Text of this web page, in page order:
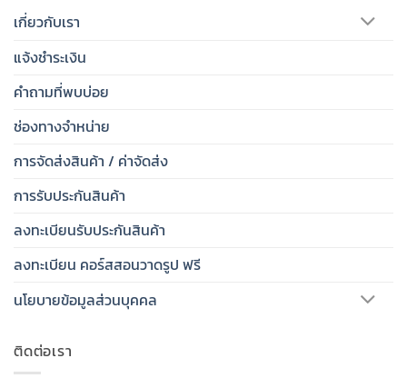
เกี่ยวกับเรา
แจ้งชำระเงิน
คำถามที่พบบ่อย
ช่องทางจำหน่าย
การจัดส่งสินค้า / ค่าจัดส่ง
การรับประกันสินค้า
ลงทะเบียนรับประกันสินค้า
ลงทะเบียน คอร์สสอนวาดรูป ฟรี
นโยบายข้อมูลส่วนบุคคล
ติดต่อเรา